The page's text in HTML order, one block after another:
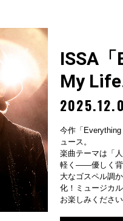
ISSA
My
今作「
ュース。
楽曲テーマは「
軽く——優しく背
大なゴスペル調
化！ミュージカ
お楽しみくださ